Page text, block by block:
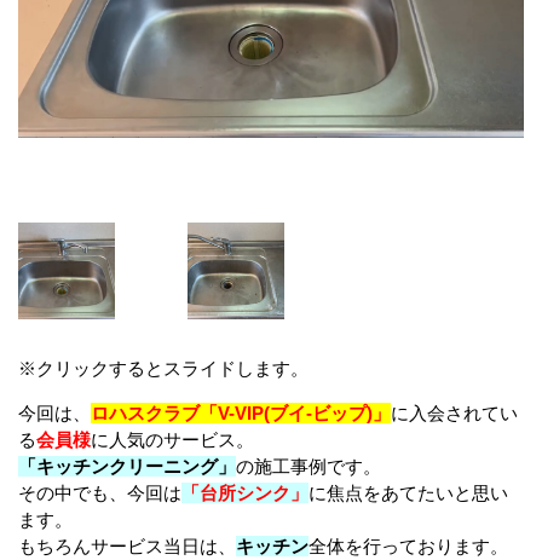
※クリックするとスライドします。
今回は、 ロハスクラブ「V-VIP(ブイ-ビップ)」 に入会されてい
る会員様に人気のサービス。
「キッチンクリーニング」 の施工事例です。
その中でも、今回は 「台所シンク」 に焦点をあてたいと思い
ます。
もちろんサービス当日は、 キッチン全体を行っております。